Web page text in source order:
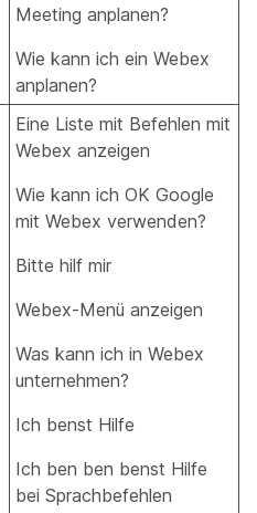
Meeting anplanen?
Wie kann ich ein Webex
anplanen?
Eine Liste mit Befehlen mit
Webex anzeigen
Wie kann ich OK Google
mit Webex verwenden?
Bitte hilf mir
Webex-Menü anzeigen
Was kann ich in Webex
unternehmen?
Ich benst Hilfe
Ich ben ben benst Hilfe
bei Sprachbefehlen